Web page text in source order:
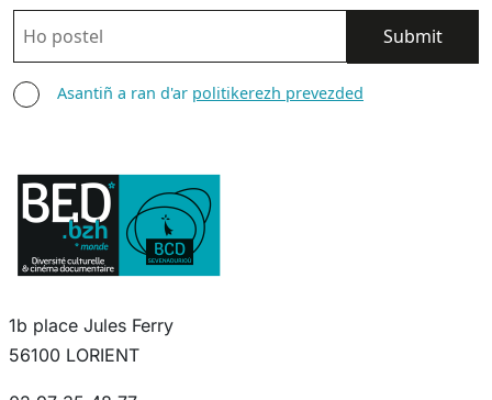
POSTEL
ASANTIÑAsantiñ a ran d'ar politikerezh prevezded
1b place Jules Ferry
56100 LORIENT